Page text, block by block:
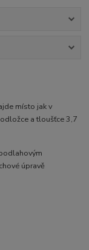
místo jak v
a tloušťce 3,7
úpravě